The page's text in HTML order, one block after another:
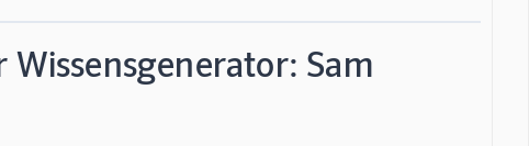
Sam